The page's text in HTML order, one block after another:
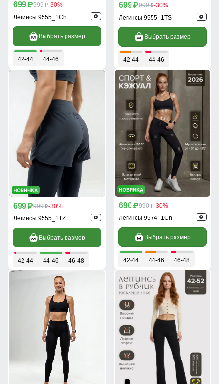
699 p999 p-30%
Легинсы 9555_1Ch
Выбрать размер
42-44 44-46
699 p999 p-30%
Легинсы 9555_1TS
Выбрать размер
42-44 44-46
699 p999 p-30%
Легинсы 9555_1TZ
Выбрать размер
42-44 44-46 46-48
690 p990 p-30%
Легинсы 9574_1Ch
Выбрать размер
42-44 44-46 46-48